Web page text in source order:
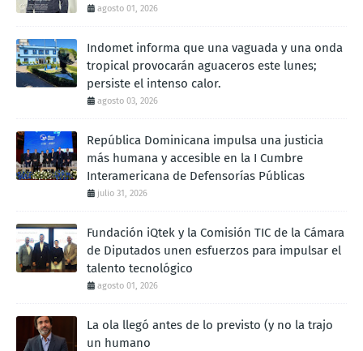
agosto 01, 2026
Indomet informa que una vaguada y una onda
tropical provocarán aguaceros este lunes;
persiste el intenso calor.
agosto 03, 2026
República Dominicana impulsa una justicia
más humana y accesible en la I Cumbre
Interamericana de Defensorías Públicas
julio 31, 2026
Fundación iQtek y la Comisión TIC de la Cámara
de Diputados unen esfuerzos para impulsar el
talento tecnológico
agosto 01, 2026
La ola llegó antes de lo previsto (y no la trajo
un humano